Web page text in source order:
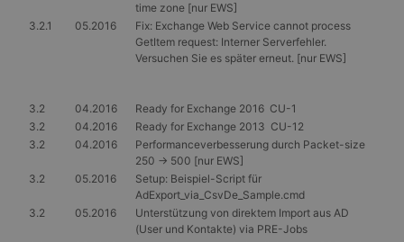
time zone [nur EWS]
3.2.1
05.2016
Fix: Exchange Web Service cannot process
GetItem request: Interner Serverfehler.
Versuchen Sie es später erneut. [nur EWS]
3.2 04.2016
Ready for Exchange 2016 CU-1
3.2
04.2016
Ready for Exchange 2013 CU-12
3.2
04.2016
Performanceverbesserung durch Packet-size
250 -> 500 [nur EWS]
3.2
05.2016
Setup: Beispiel-Script für
AdExport_via_CsvDe_Sample.cmd
3.2
05.2016
Unterstützung von direktem Import aus AD
(User und Kontakte) via PRE-Jobs